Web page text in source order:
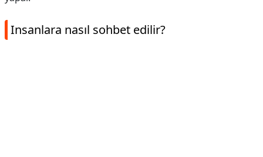
Insanlara nasıl sohbet edilir?